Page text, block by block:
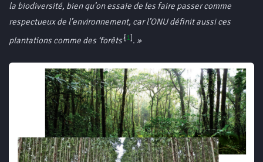
la biodiversité, bien qu’on essaie de les faire passer comme
respectueux de l’environnement, car l’ONU définit aussi ces
plantations comme des ‘forêts’[1]. »